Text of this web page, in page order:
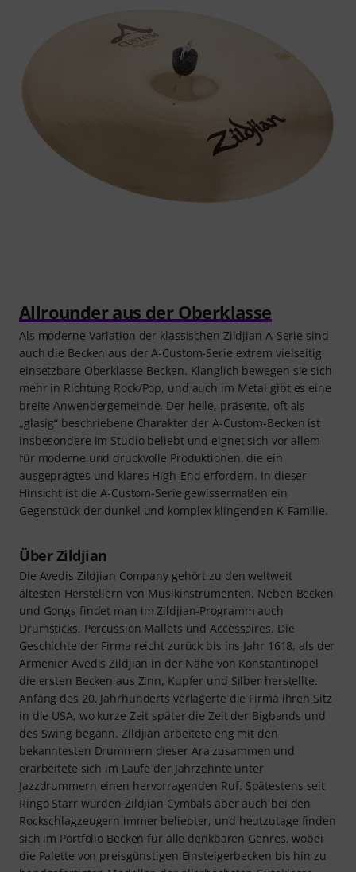
Allrounder aus der Oberklasse
Als moderne Variation der klassischen Zildjian A-Serie sind
auch die Becken aus der A-Custom-Serie extrem vielseitig
einsetzbare Oberklasse-Becken. Klanglich bewegen sie sich
mehr in Richtung Rock/Pop, und auch im Metal gibt es eine
breite Anwendergemeinde. Der helle, präsente, oft als
„glasig“ beschriebene Charakter der A-Custom-Becken ist
insbesondere im Studio beliebt und eignet sich vor allem
für moderne und druckvolle Produktionen, die ein
ausgeprägtes und klares High-End erfordern. In dieser
Hinsicht ist die A-Custom-Serie gewissermaßen ein
Gegenstück der dunkel und komplex klingenden K-Familie.
Über Zildjian
Die Avedis Zildjian Company gehört zu den weltweit
ältesten Herstellern von Musikinstrumenten. Neben Becken
und Gongs findet man im Zildjian-Programm auch
Drumsticks, Percussion Mallets und Accessoires. Die
Geschichte der Firma reicht zurück bis ins Jahr 1618, als der
Armenier Avedis Zildjian in der Nähe von Konstantinopel
die ersten Becken aus Zinn, Kupfer und Silber herstellte.
Anfang des 20. Jahrhunderts verlagerte die Firma ihren Sitz
in die USA, wo kurze Zeit später die Zeit der Bigbands und
des Swing begann. Zildjian arbeitete eng mit den
bekanntesten Drummern dieser Ära zusammen und
erarbeitete sich im Laufe der Jahrzehnte unter
Jazzdrummern einen hervorragenden Ruf. Spätestens seit
Ringo Starr wurden Zildjian Cymbals aber auch bei den
Rockschlagzeugern immer beliebter, und heutzutage finden
sich im Portfolio Becken für alle denkbaren Genres, wobei
die Palette von preisgünstigen Einsteigerbecken bis hin zu